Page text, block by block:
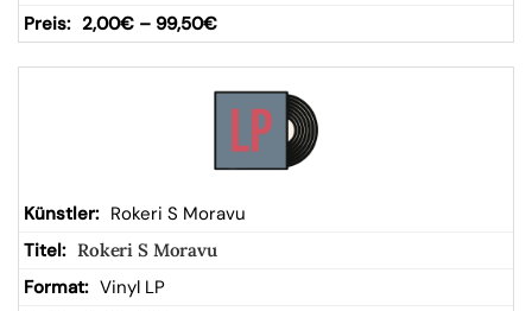
2,00€ – 99,50€
Rokeri S Moravu
Rokeri S Moravu
Vinyl LP